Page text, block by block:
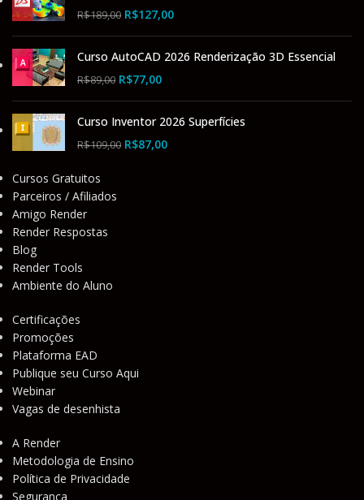
R$189,00 R$127,00
Curso AutoCAD 2026 Renderização 3D Essencial
R$89,00 R$77,00
Curso Inventor 2026 Superfícies
R$109,00 R$87,00
Cursos Gratuitos
Parceiros / Afiliados
Amigo Render
Render Respostas
Blog
Render Tools
Ambiente do Aluno
Certificações
Promoções
Plataforma EAD
Publique seu Curso Aqui
Webinar
Vagas de desenhista
A Render
Metodologia de Ensino
Política de Privacidade
Segurança